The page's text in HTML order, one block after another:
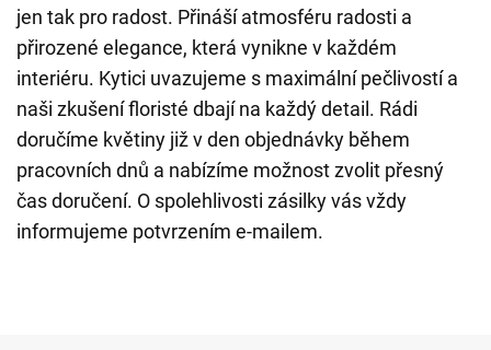
jen tak pro radost. Přináší atmosféru radosti a
přirozené elegance, která vynikne v každém
interiéru. Kytici uvazujeme s maximální pečlivostí a
naši zkušení floristé dbají na každý detail. Rádi
doručíme květiny již v den objednávky během
pracovních dnů a nabízíme možnost zvolit přesný
čas doručení. O spolehlivosti zásilky vás vždy
informujeme potvrzením e-mailem.